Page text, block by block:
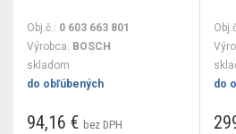
Obj.č.: 0 603 663 801
Výrobca: BOSCH
skladom
do obľúbených
94,16 € bez DPH
do